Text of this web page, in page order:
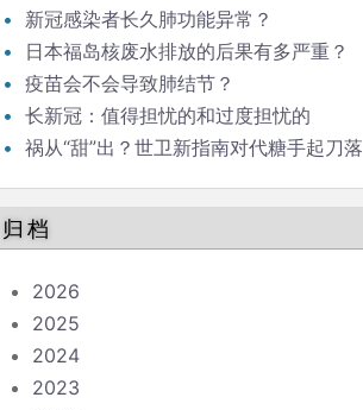
新冠感染者长久肺功能异常？
日本福岛核废水排放的后果有多严重？
疫苗会不会导致肺结节？
长新冠：值得担忧的和过度担忧的
祸从“甜”出？世卫新指南对代糖手起刀落
归档
2026
2025
2024
2023